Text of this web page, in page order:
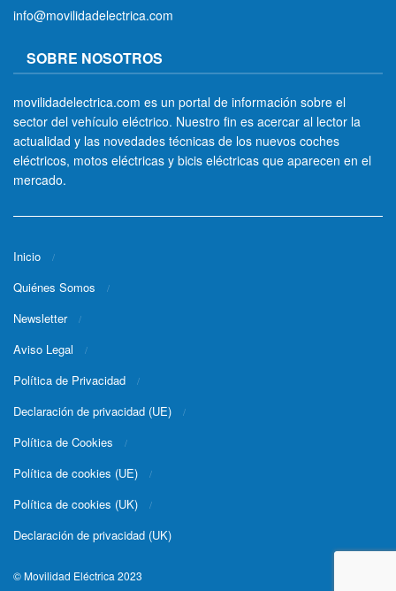
info@movilidadelectrica.com
SOBRE NOSOTROS
movilidadelectrica.com es un portal de información sobre el
sector del vehículo eléctrico. Nuestro fin es acercar al lector la
actualidad y las novedades técnicas de los nuevos coches
eléctricos, motos eléctricas y bicis eléctricas que aparecen en el
mercado.
Inicio
Quiénes Somos
Newsletter
Aviso Legal
Política de Privacidad
Declaración de privacidad (UE)
Política de Cookies
Política de cookies (UE)
Política de cookies (UK)
Declaración de privacidad (UK)
© Movilidad Eléctrica 2023